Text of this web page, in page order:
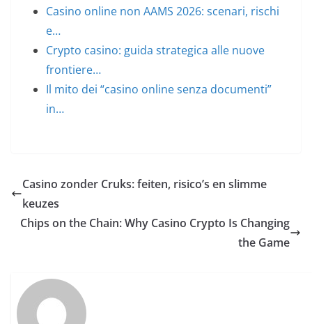
Casino online non AAMS 2026: scenari, rischi
e…
Crypto casino: guida strategica alle nuove
frontiere…
Il mito dei “casino online senza documenti”
in…
Casino zonder Cruks: feiten, risico’s en slimme
keuzes
Chips on the Chain: Why Casino Crypto Is Changing
the Game